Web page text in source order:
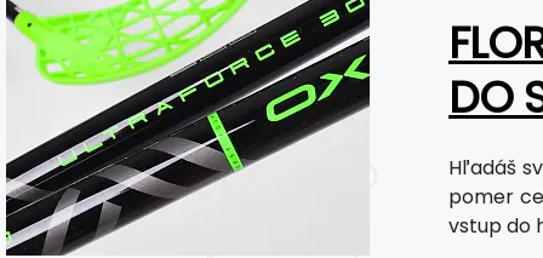
DO
Hľadáš
pomer
vstup do